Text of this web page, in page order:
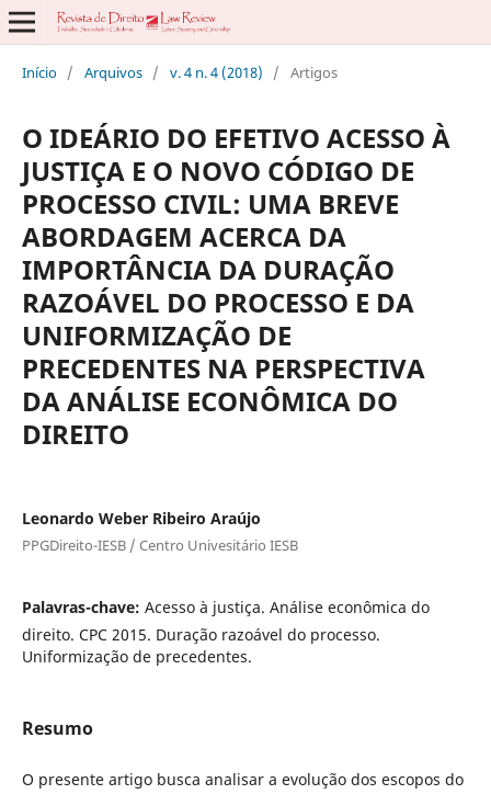
Início / Arquivos / v. 4 n. 4 (2018) / Artigos
O IDEÁRIO DO EFETIVO ACESSO À
JUSTIÇA E O NOVO CÓDIGO DE
PROCESSO CIVIL: UMA BREVE
ABORDAGEM ACERCA DA
IMPORTÂNCIA DA DURAÇÃO
RAZOÁVEL DO PROCESSO E DA
UNIFORMIZAÇÃO DE
PRECEDENTES NA PERSPECTIVA
DA ANÁLISE ECONÔMICA DO
DIREITO
Leonardo Weber Ribeiro Araújo
PPGDireito-IESB / Centro Univesitário IESB
Palavras-chave: Acesso à justiça. Análise econômica do
direito. CPC 2015. Duração razoável do processo.
Uniformização de precedentes.
Resumo
O presente artigo busca analisar a evolução dos escopos do